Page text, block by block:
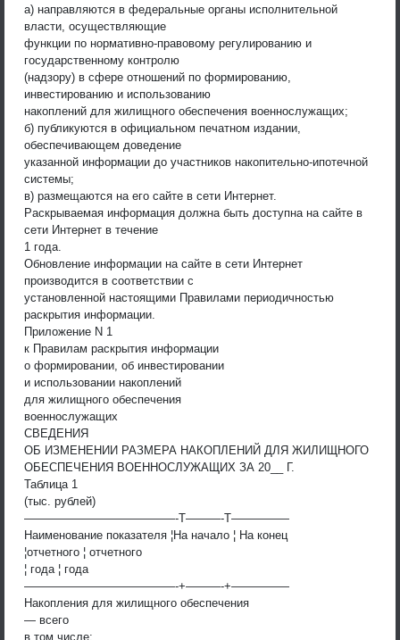
а) направляются в федеральные органы исполнительной
власти, осуществляющие
функции по нормативно-правовому регулированию и
государственному контролю
(надзору) в сфере отношений по формированию,
инвестированию и использованию
накоплений для жилищного обеспечения военнослужащих;
б) публикуются в официальном печатном издании,
обеспечивающем доведение
указанной информации до участников накопительно-ипотечной
системы;
в) размещаются на его сайте в сети Интернет.
Раскрываемая информация должна быть доступна на сайте в
сети Интернет в течение
1 года.
Обновление информации на сайте в сети Интернет
производится в соответствии с
установленной настоящими Правилами периодичностью
раскрытия информации.
Приложение N 1
к Правилам раскрытия информации
о формировании, об инвестировании
и использовании накоплений
для жилищного обеспечения
военнослужащих
СВЕДЕНИЯ
ОБ ИЗМЕНЕНИИ РАЗМЕРА НАКОПЛЕНИЙ ДЛЯ ЖИЛИЩНОГО
ОБЕСПЕЧЕНИЯ ВОЕННОСЛУЖАЩИХ ЗА 20__ Г.
Таблица 1
(тыс. рублей)
—————————————-T———-T—————
Наименование показателя ¦На начало ¦ На конец
¦отчетного ¦ отчетного
¦ года ¦ года
—————————————-+———-+—————
Накопления для жилищного обеспечения
— всего
в том числе: